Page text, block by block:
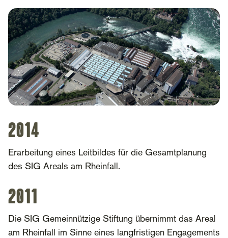
2014
Erarbeitung eines Leitbildes für die Gesamtplanung
des SIG Areals am Rheinfall.
2011
Die SIG Gemeinnützige Stiftung übernimmt das Areal
am Rheinfall im Sinne eines langfristigen Engagements